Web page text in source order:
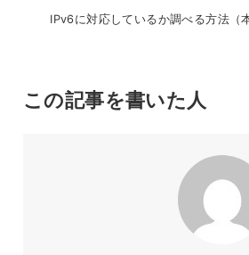
IPv6に対応しているか調べる方法（
この記事を書いた人